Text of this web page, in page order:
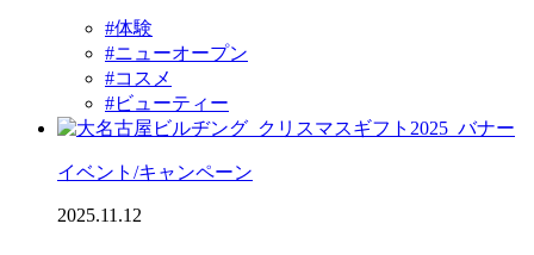
#体験
#ニューオープン
#コスメ
#ビューティー
イベント/キャンペーン
2025.11.12